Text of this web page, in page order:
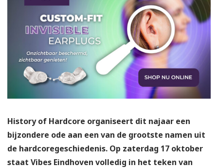
History of Hardcore organiseert dit najaar een
bijzondere ode aan een van de grootste namen uit
de hardcoregeschiedenis. Op zaterdag 17 oktober
staat Vibes Eindhoven volledig in het teken van